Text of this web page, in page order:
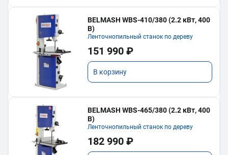
BELMASH WBS-410/380 (2.2 кВт, 400
В)
Ленточнопильный станок по дереву
151 990 ₽
В корзину
BELMASH WBS-465/380 (2.2 кВт, 400
В)
Ленточнопильный станок по дереву
182 990 ₽